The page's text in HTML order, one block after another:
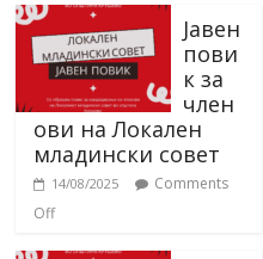
Јавен
пови
к за
член
ови на Локален
младински совет
14/08/2025
Comments
Off